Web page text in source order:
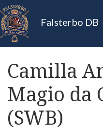
Falsterbo DB
Camilla
Magio da
(SWB)